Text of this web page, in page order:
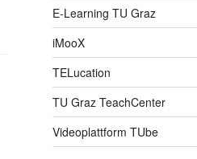
E-Learning TU Graz
iMooX
TELucation
TU Graz TeachCenter
Videoplattform TUbe